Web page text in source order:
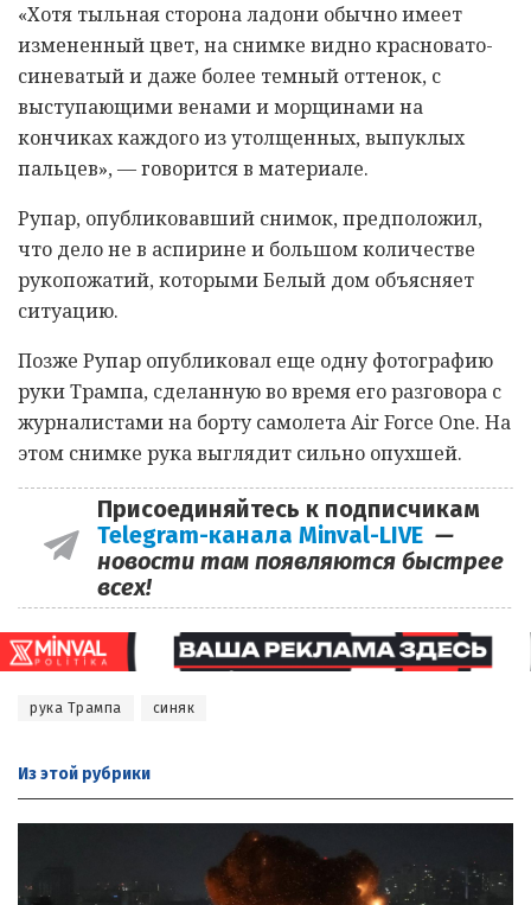
«Хотя тыльная сторона ладони обычно имеет
измененный цвет, на снимке видно красновато-
синеватый и даже более темный оттенок, с
выступающими венами и морщинами на
кончиках каждого из утолщенных, выпуклых
пальцев», — говорится в материале.
Рупар, опубликовавший снимок, предположил,
что дело не в аспирине и большом количестве
рукопожатий, которыми Белый дом объясняет
ситуацию.
Позже Рупар опубликовал еще одну фотографию
руки Трампа, сделанную во время его разговора с
журналистами на борту самолета Air Force One. На
этом снимке рука выглядит сильно опухшей.
Присоединяйтесь к подписчикам
Telegram-канала Minval-LIVE —
новости там появляются быстрее
всех!
рука Трампа синяк
Из этой рубрики